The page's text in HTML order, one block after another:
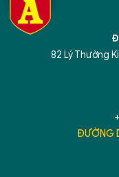
82 Lý Thường
ĐƯỜNG